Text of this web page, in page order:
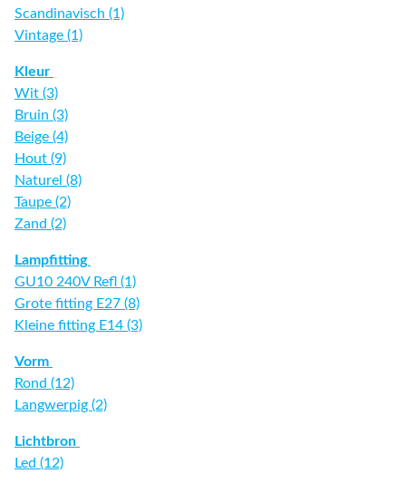
Scandinavisch (1)
Vintage (1)
Kleur
Wit (3)
Bruin (3)
Beige (4)
Hout (9)
Naturel (8)
Taupe (2)
Zand (2)
Lampfitting
GU10 240V Refl (1)
Grote fitting E27 (8)
Kleine fitting E14 (3)
Vorm
Rond (12)
Langwerpig (2)
Lichtbron
Led (12)